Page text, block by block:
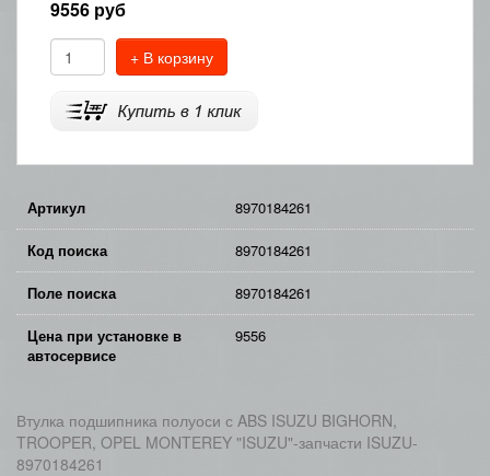
9556 руб
+ В корзину
Артикул 8970184261
Код поиска 8970184261
Поле поиска 8970184261
Цена при установке в
автосервисе
9556
Втулка подшипника полуоси с ABS ISUZU BIGHORN,
TROOPER, OPEL MONTEREY "ISUZU"-запчасти ISUZU-
8970184261